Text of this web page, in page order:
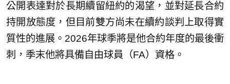
公開表達對於長期續留紐約的渴望，並對延長合約
持開放態度，但目前雙方尚未在續約談判上取得實
質性的進展。2026年球季將是他合約年度的最後衝
刺，季末他將具備自由球員（FA）資格。